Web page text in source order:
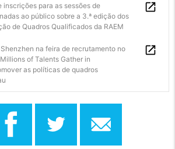
inscrições para as sessões de
ao público sobre a 3.ª edição dos
de Quadros Qualificados da RAEM
na feira de recrutamento no
of Talents Gather in
as políticas de quadros